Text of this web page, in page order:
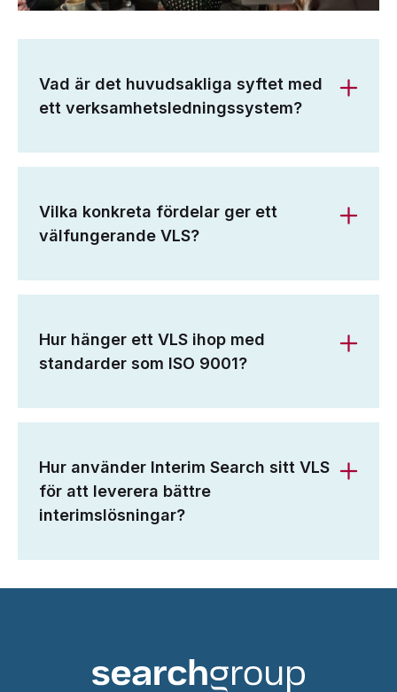
Vad är det huvudsakliga syftet med
ett verksamhetsledningssystem?
Vilka konkreta fördelar ger ett
välfungerande VLS?
Hur hänger ett VLS ihop med
standarder som ISO 9001?
Hur använder Interim Search sitt VLS
för att leverera bättre
interimslösningar?